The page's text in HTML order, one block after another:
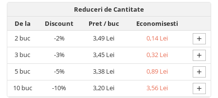
Reduceri de Cantitate
De la
Discount Pret/ buc
Economisesti
2 buc -2% 3,49 Lei 0,14 Lei +
3 buc -3% 3,45 Lei 0,32 Lei +
5 buc -5% 3,38 Lei 0,89 Lei +
10buc -10% 3,20 Lei 3,56 Lei +